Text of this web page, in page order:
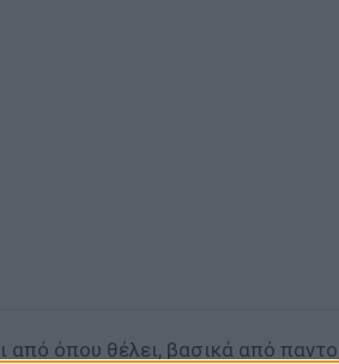
όπου θέλει, βασικά από